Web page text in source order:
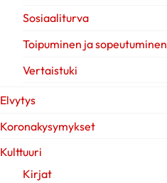
Sosiaaliturva
Toipuminen ja sopeutuminen
Vertaistuki
Elvytys
Koronakysymykset
Kulttuuri
Kirjat